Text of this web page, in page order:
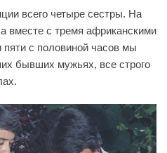
всего четыре сестры. На
вместе с тремя африканскими
с половиной часов мы
бывших мужьях, все строго